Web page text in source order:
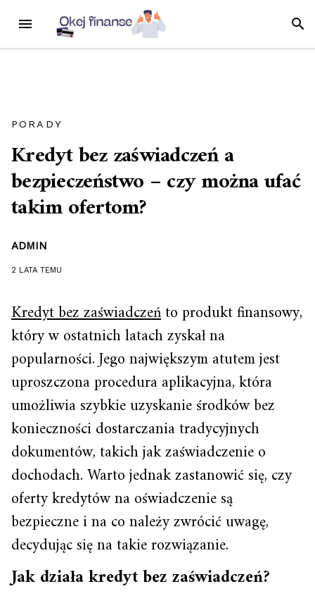
treści
MENU
PORADY
Kredyt bez zaświadczeń a
bezpieczeństwo – czy można ufać
takim ofertom?
ADMIN
2 LATA TEMU
Kredyt bez zaświadczeńto produkt finansowy,
który w ostatnich latach zyskał na
popularności. Jego największym atutem jest
uproszczona procedura aplikacyjna, która
umożliwia szybkie uzyskanie środków bez
konieczności dostarczania tradycyjnych
dokumentów, takich jak zaświadczenie o
dochodach. Warto jednak zastanowić się, czy
oferty kredytów na oświadczenie są
bezpieczne i na co należy zwrócić uwagę,
decydując się na takie rozwiązanie.
Jak działa kredyt bez zaświadczeń?